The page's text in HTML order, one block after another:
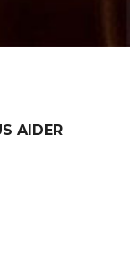
AIDER